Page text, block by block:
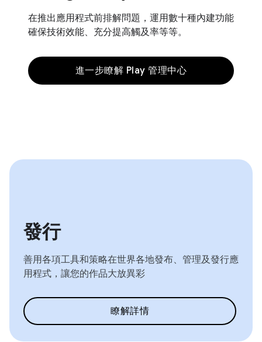
在推出應用程式前排解問題，運用數十種內建功能
確保技術效能、充分提高觸及率等等。
進一步瞭解 Play 管理中心
發行
善用各項工具和策略在世界各地發布、管理及發行應
用程式，讓您的作品大放異彩
瞭解詳情